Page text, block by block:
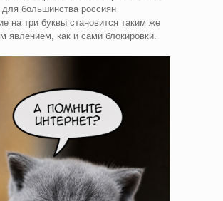
большинства россиян
на три буквы становится таким же
явлением, как и сами блокировки.